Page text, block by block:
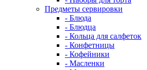
Предметы сервировки
- Блюда
- Блюдца
- Кольца для салфеток
- Конфетницы
- Кофейники
- Масленки